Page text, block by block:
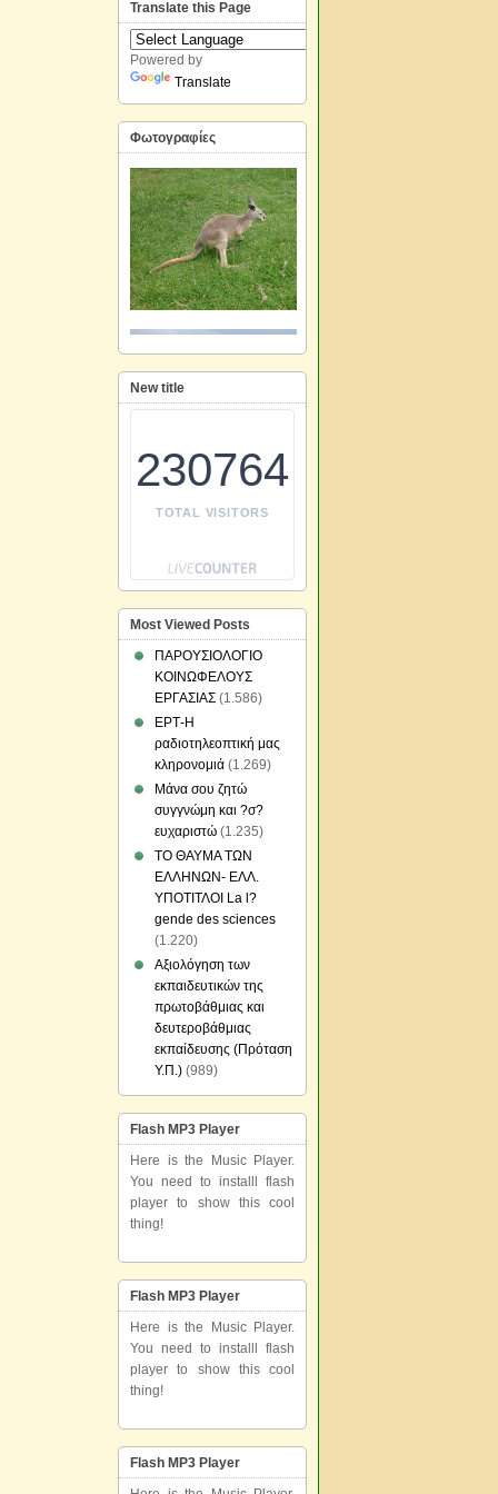
Translate this Page
Powered by
Translate
Φωτογραφίες
New title
230764
TOTAL VISITORS
Most Viewed Posts
ΠΑΡΟΥΣΙΟΛΟΓΙΟ
ΚΟΙΝΩΦΕΛΟΥΣ
ΕΡΓΑΣΙΑΣ (1.586)
ΕΡΤ-Η
ραδιοτηλεοπτική μας
κληρονομιά (1.269)
Μάνα σου ζητώ
συγγνώμη και ?σ?
ευχαριστώ (1.235)
ΤΟ ΘΑΥΜΑ ΤΩΝ
ΕΛΛΗΝΩΝ- ΕΛΛ.
ΥΠΟΤΙΤΛΟΙ La l?
gende des sciences
(1.220)
Αξιολόγηση των
εκπαιδευτικών της
πρωτοβάθμιας και
δευτεροβάθμιας
εκπαίδευσης (Πρόταση
Υ.Π.) (989)
Flash MP3 Player
Here is the Music Player.
You need to installl flash
player to show this cool
thing!
Flash MP3 Player
Here is the Music Player.
You need to installl flash
player to show this cool
thing!
Flash MP3 Player